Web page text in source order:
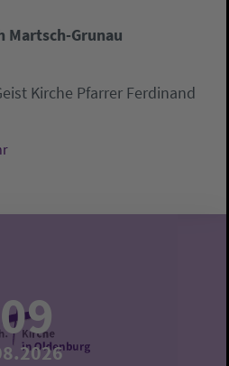
Martsch-Grunau
Kirche Pfarrer Ferdinand
09